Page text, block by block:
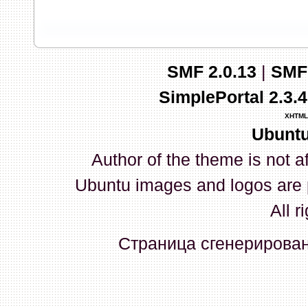
03 Апреля 2026, 10:02:33
whookey:GenKass: с
03 Апреля 2026, 05:22:56
GenKass:По тому же
02 Апреля 2026, 12:56:37
GenKass:Всем доброго
серии (6592) 1-1245, 3-
прошить до 7926, чтобы
Атол 11 видится в системе
SMF 2.0.13|
SimplePortal
XHTML
Author of the theme is not
Ubuntu images and logos
All
Страница